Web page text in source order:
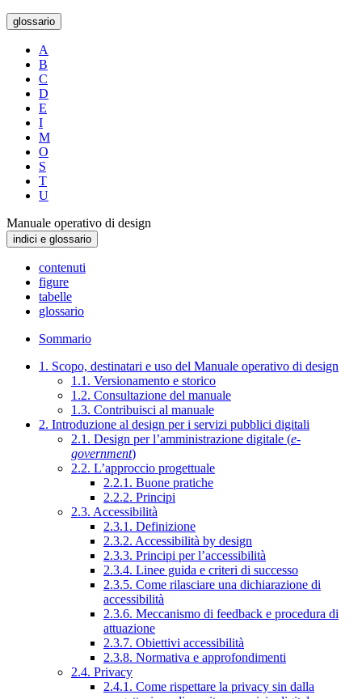
glossario
A
B
C
D
E
I
M
O
S
T
U
Manuale operativo di design
indici e glossario
contenuti
figure
tabelle
glossario
Sommario
1. Scopo, destinatari e uso del Manuale operativo di design
1.1. Versionamento e storico
1.2. Consultazione del manuale
1.3. Contribuisci al manuale
2. Introduzione al design per i servizi pubblici digitali
2.1. Design per l’amministrazione digitale (e-
government)
2.2. L’approccio progettuale
2.2.1. Buone pratiche
2.2.2. Principi
2.3. Accessibilità
2.3.1. Definizione
2.3.2. Accessibilità by design
2.3.3. Principi per l’accessibilità
2.3.4. Linee guida e criteri di successo
2.3.5. Come rilasciare una dichiarazione di
accessibilità
2.3.6. Meccanismo di feedback e procedura di
attuazione
2.3.7. Obiettivi accessibilità
2.3.8. Normativa e approfondimenti
2.4. Privacy
2.4.1. Come rispettare la privacy sin dalla